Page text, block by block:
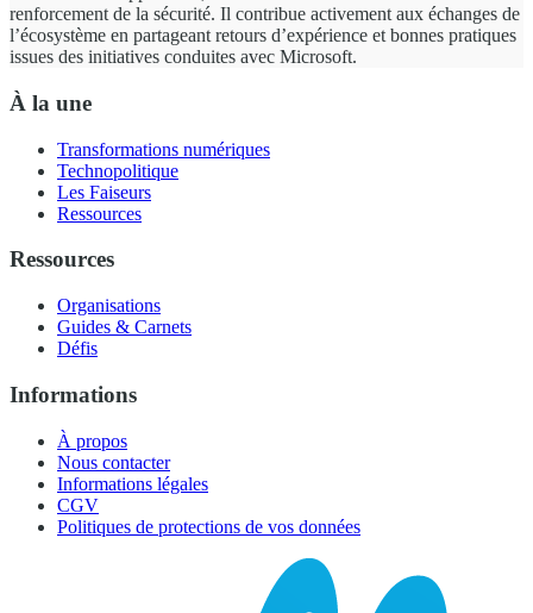
renforcement de la sécurité. Il contribue activement aux échanges de
l’écosystème en partageant retours d’expérience et bonnes pratiques
issues des initiatives conduites avec Microsoft.
À la une
Transformations numériques
Technopolitique
Les Faiseurs
Ressources
Ressources
Organisations
Guides & Carnets
Défis
Informations
À propos
Nous contacter
Informations légales
CGV
Politiques de protections de vos données